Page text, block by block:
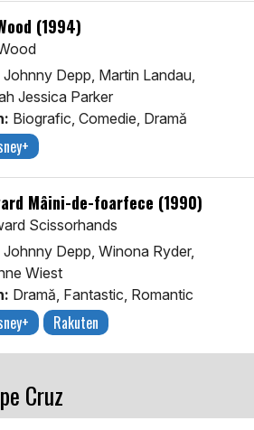
(1994)
Johnny Depp, Martin Landau,
Jessica Parker
Biografic, Comedie, Dramă
Mâini-de-foarfece (1990)
Scissorhands
Johnny Depp, Winona Ryder,
Wiest
Dramă, Fantastic, Romantic
Rakuten
Cruz